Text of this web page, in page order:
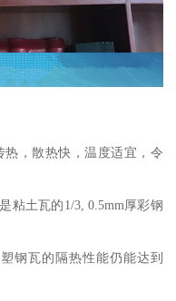
，散热快，温度适宜，令
粘土瓦的1/3, 0.5mm厚彩钢
钢瓦的隔热性能仍能达到